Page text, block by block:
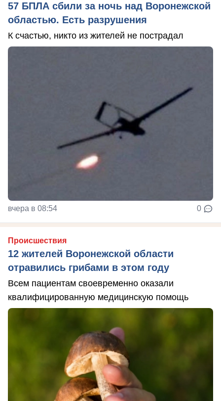
57 БПЛА сбили за ночь над Воронежской
областью. Есть разрушения
К счастью, никто из жителей не пострадал
вчера в 08:54 0
Происшествия
12 жителей Воронежской области
отравились грибами в этом году
Всем пациентам своевременно оказали
квалифицированную медицинскую помощь